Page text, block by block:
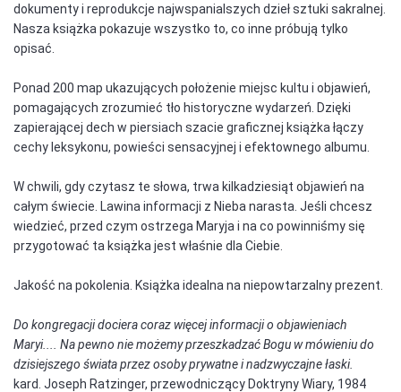
dokumenty i reprodukcje najwspanialszych dzieł sztuki sakralnej.
Nasza książka pokazuje wszystko to, co inne próbują tylko
opisać.
Ponad 200 map ukazujących położenie miejsc kultu i objawień,
pomagających zrozumieć tło historyczne wydarzeń. Dzięki
zapierającej dech w piersiach szacie graficznej książka łączy
cechy leksykonu, powieści sensacyjnej i efektownego albumu.
W chwili, gdy czytasz te słowa, trwa kilkadziesiąt objawień na
całym świecie. Lawina informacji z Nieba narasta. Jeśli chcesz
wiedzieć, przed czym ostrzega Maryja i na co powinniśmy się
przygotować ta książka jest właśnie dla Ciebie.
Jakość na pokolenia. Książka idealna na niepowtarzalny prezent.
Do kongregacji dociera coraz więcej informacji o objawieniach
Maryi.... Na pewno nie możemy przeszkadzać Bogu w mówieniu do
dzisiejszego świata przez osoby prywatne i nadzwyczajne łaski.
kard. Joseph Ratzinger, przewodniczący Doktryny Wiary, 1984